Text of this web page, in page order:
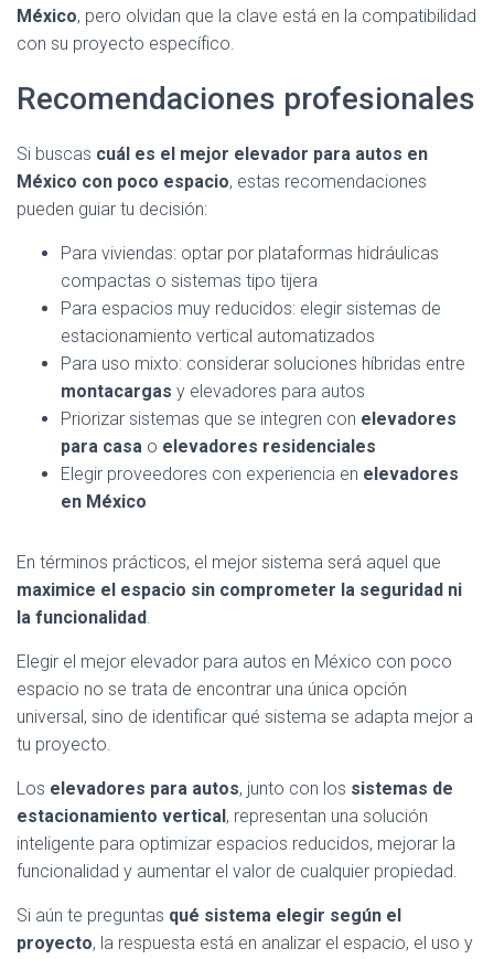
México, pero olvidan que la clave está en la compatibilidad
con su proyecto específico.
Recomendaciones profesionales
Si buscas cuál es el mejor elevador para autos en
México con poco espacio, estas recomendaciones
pueden guiar tu decisión:
Para viviendas: optar por plataformas hidráulicas
compactas o sistemas tipo tijera
Para espacios muy reducidos: elegir sistemas de
estacionamiento vertical automatizados
Para uso mixto: considerar soluciones híbridas entre
montacargas y elevadores para autos
Priorizar sistemas que se integren con elevadores
para casa o elevadores residenciales
Elegir proveedores con experiencia en elevadores
en México
En términos prácticos, el mejor sistema será aquel que
maximice el espacio sin comprometer la seguridad ni
la funcionalidad.
Elegir el mejor elevador para autos en México con poco
espacio no se trata de encontrar una única opción
universal, sino de identificar qué sistema se adapta mejor a
tu proyecto.
Los elevadores para autos, junto con los sistemas de
estacionamiento vertical, representan una solución
inteligente para optimizar espacios reducidos, mejorar la
funcionalidad y aumentar el valor de cualquier propiedad.
Si aún te preguntas qué sistema elegir según el
proyecto, la respuesta está en analizar el espacio, el uso y